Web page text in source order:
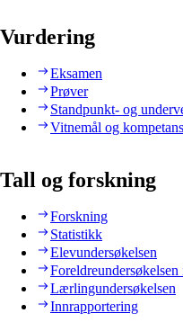
Vurdering
Eksamen
Prøver
Standpunkt- og
Vitnemål og
Tall og forskning
Forskning
Statistikk
Elevundersøkelsen
Foreldreundersøkelsen
Lærlingundersøkelsen
Innrapportering